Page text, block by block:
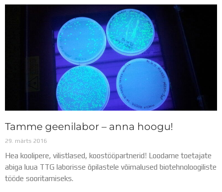
Tamme geenilabor – anna hoogu!
29. märts 2016
Hea koolipere, vilistlased, koostööpartnerid! Loodame toetajate
abiga luua TTG laborisse õpilastele võimalused biotehnoloogiliste
tööde sooritamiseks.